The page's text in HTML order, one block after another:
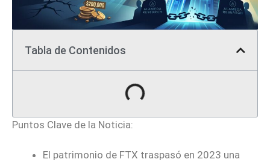
Tabla de Contenidos
Puntos Clave de la Noticia:
El patrimonio de FTX traspasó en 2023 una